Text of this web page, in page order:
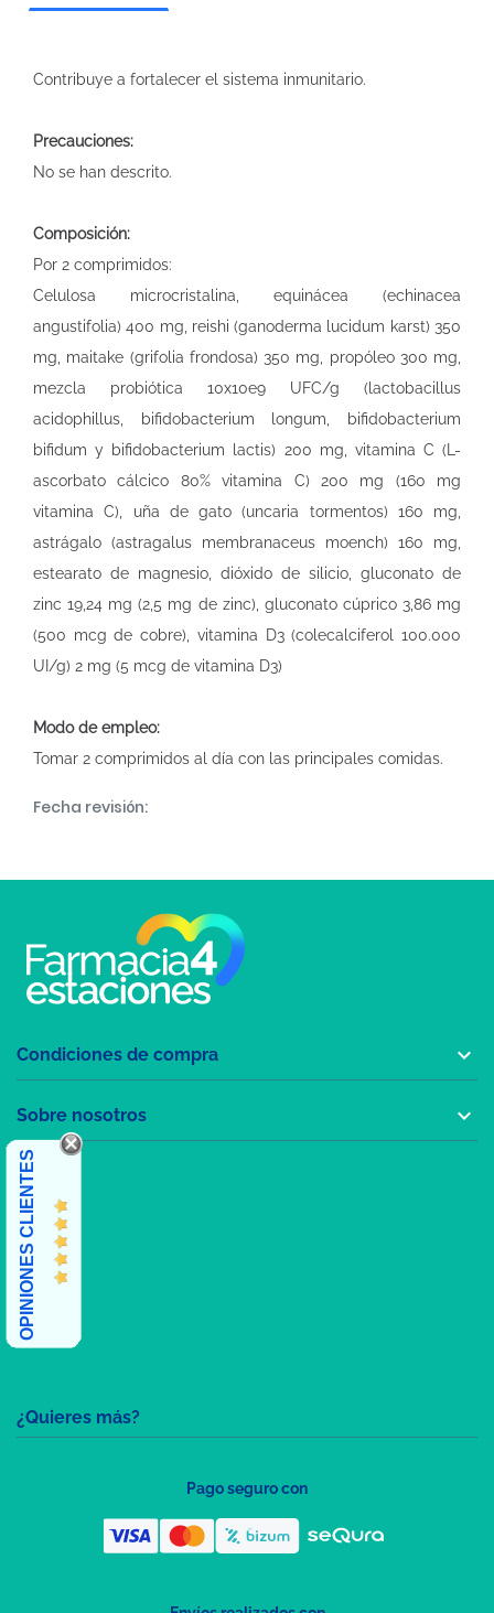
Contribuye a fortalecer el sistema inmunitario.
Precauciones:
No se han descrito.
Composición:
Por 2 comprimidos:
Celulosa microcristalina, equinácea (echinacea
angustifolia) 400 mg, reishi (ganoderma lucidum karst) 350
mg, maitake (grifolia frondosa) 350 mg, propóleo 300 mg,
mezcla probiótica 10x10e9 UFC/g (lactobacillus
acidophillus, bifidobacterium longum, bifidobacterium
bifidum y bifidobacterium lactis) 200 mg, vitamina C (L-
ascorbato cálcico 80% vitamina C) 200 mg (160 mg
vitamina C), uña de gato (uncaria tormentos) 160 mg,
astrágalo (astragalus membranaceus moench) 160 mg,
estearato de magnesio, dióxido de silicio, gluconato de
zinc 19,24 mg (2,5 mg de zinc), gluconato cúprico 3,86 mg
(500 mcg de cobre), vitamina D3 (colecalciferol 100.000
UI/g) 2 mg (5 mcg de vitamina D3)
Modo de empleo:
Tomar 2 comprimidos al día con las principales comidas.
Fecha revisión:
¿Quieres más?
Condiciones de compra 
Sobre nosotros 
OPINIONES CLIENTES
Pago seguro con